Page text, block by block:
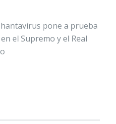
hantavirus pone a prueba
el Supremo y el Real